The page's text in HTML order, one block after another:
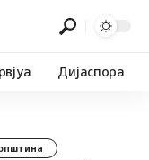
Дијаспора